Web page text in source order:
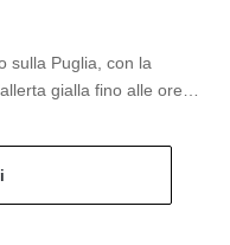
sulla Puglia, con la
gialla fino alle ore…